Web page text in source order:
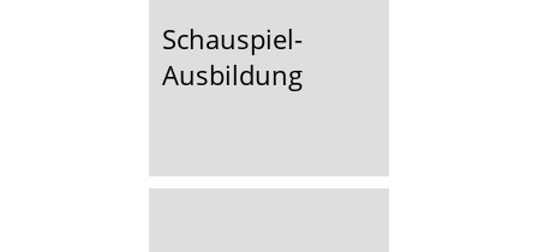
Schauspiel-
Ausbildung